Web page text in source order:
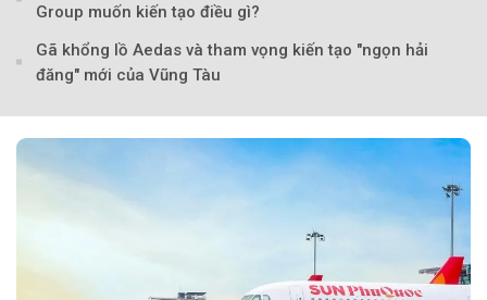
Group muốn kiến tạo điều gì?
Gã khổng lồ Aedas và tham vọng kiến tạo "ngọn hải
đăng" mới của Vũng Tàu